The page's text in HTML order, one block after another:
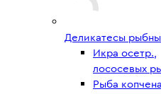
Деликатесы
Икра осетр.,
лососевых
Рыба